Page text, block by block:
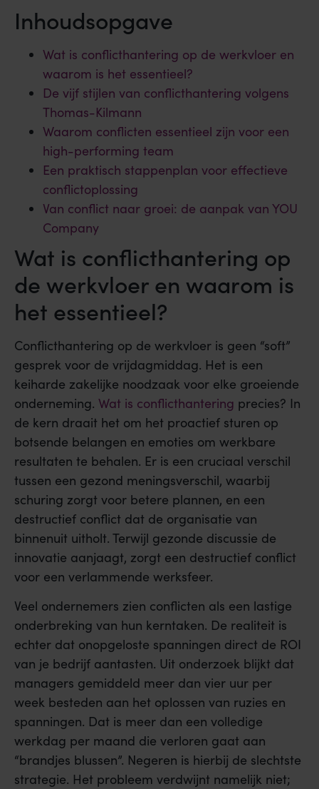
Inhoudsopgave
Wat is conflicthantering op de werkvloer en
waarom is het essentieel?
De vijf stijlen van conflicthantering volgens
Thomas-Kilmann
Waarom conflicten essentieel zijn voor een
high-performing team
Een praktisch stappenplan voor effectieve
conflictoplossing
Van conflict naar groei: de aanpak van YOU
Company
Wat is conflicthantering op
de werkvloer en waarom is
het essentieel?
Conflicthantering op de werkvloer is geen “soft”
gesprek voor de vrijdagmiddag. Het is een
keiharde zakelijke noodzaak voor elke groeiende
onderneming. Wat is conflicthantering precies? In
de kern draait het om het proactief sturen op
botsende belangen en emoties om werkbare
resultaten te behalen. Er is een cruciaal verschil
tussen een gezond meningsverschil, waarbij
schuring zorgt voor betere plannen, en een
destructief conflict dat de organisatie van
binnenuit uitholt. Terwijl gezonde discussie de
innovatie aanjaagt, zorgt een destructief conflict
voor een verlammende werksfeer.
Veel ondernemers zien conflicten als een lastige
onderbreking van hun kerntaken. De realiteit is
echter dat onopgeloste spanningen direct de ROI
van je bedrijf aantasten. Uit onderzoek blijkt dat
managers gemiddeld meer dan vier uur per
week besteden aan het oplossen van ruzies en
spanningen. Dat is meer dan een volledige
werkdag per maand die verloren gaat aan
“brandjes blussen”. Negeren is hierbij de slechtste
strategie. Het probleem verdwijnt namelijk niet;